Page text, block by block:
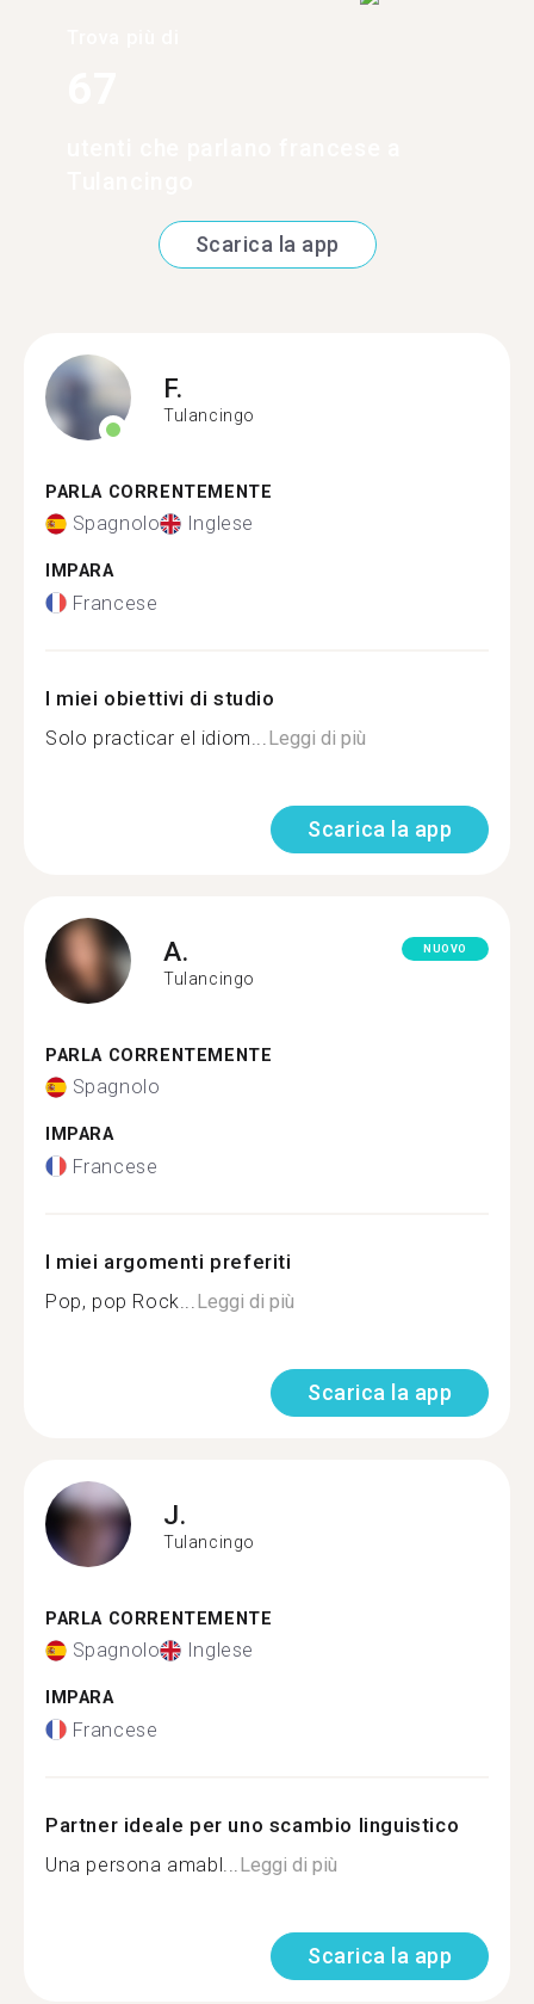
Scarica la app
F.
Tulancingo
PARLA CORRENTEMENTE
Spagnolo Inglese
IMPARA
Francese
I miei obiettivi di studio
Solo practicar el idiom... Leggi di più
Scarica la app
A.
Tulancingo
NUOVO
PARLA CORRENTEMENTE
Spagnolo
IMPARA
Francese
I miei argomenti preferiti
Pop, pop Rock... Leggi di più
Scarica la app
J.
Tulancingo
PARLA CORRENTEMENTE
Spagnolo Inglese
IMPARA
Francese
Partner ideale per uno scambio linguistico
Una persona amabl... Leggi di più
Scarica la app